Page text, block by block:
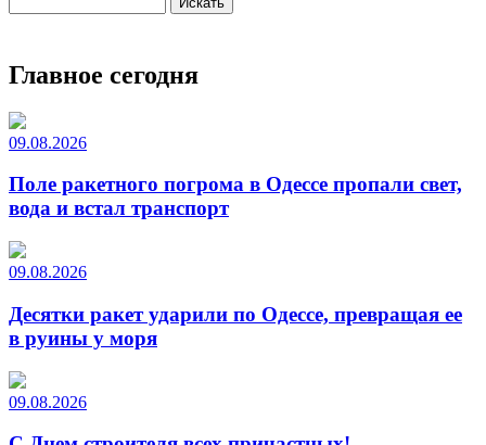
Главное сегодня
09.08.2026
Поле ракетного погрома в Одессе пропали свет,
вода и встал транспорт
09.08.2026
Десятки ракет ударили по Одессе, превращая ее
в руины у моря
09.08.2026